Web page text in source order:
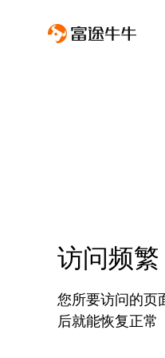
访问频
您所要访问的页
后就能恢复正常